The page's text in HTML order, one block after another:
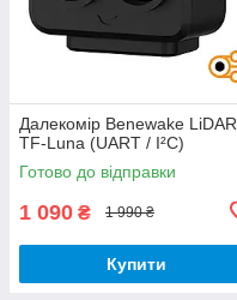
Далекомір Benewake LiDAR
TF-Luna (UART / I²C)
Готово до відправки
1 090 ₴ 1 990 ₴
Купити